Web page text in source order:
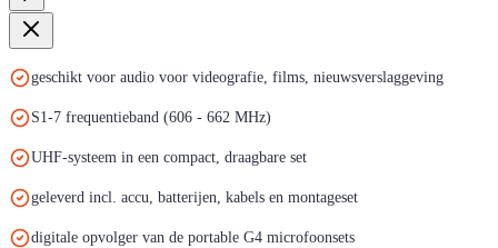
geschikt voor audio voor videografie, films, nieuwsverslaggeving
S1-7 frequentieband (606 - 662 MHz)
UHF-systeem in een compact, draagbare set
geleverd incl. accu, batterijen, kabels en montageset
digitale opvolger van de portable G4 microfoonsets